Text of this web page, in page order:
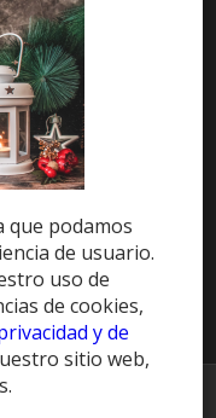
que podamos
de usuario.
uso de
de cookies,
y de
sitio web,